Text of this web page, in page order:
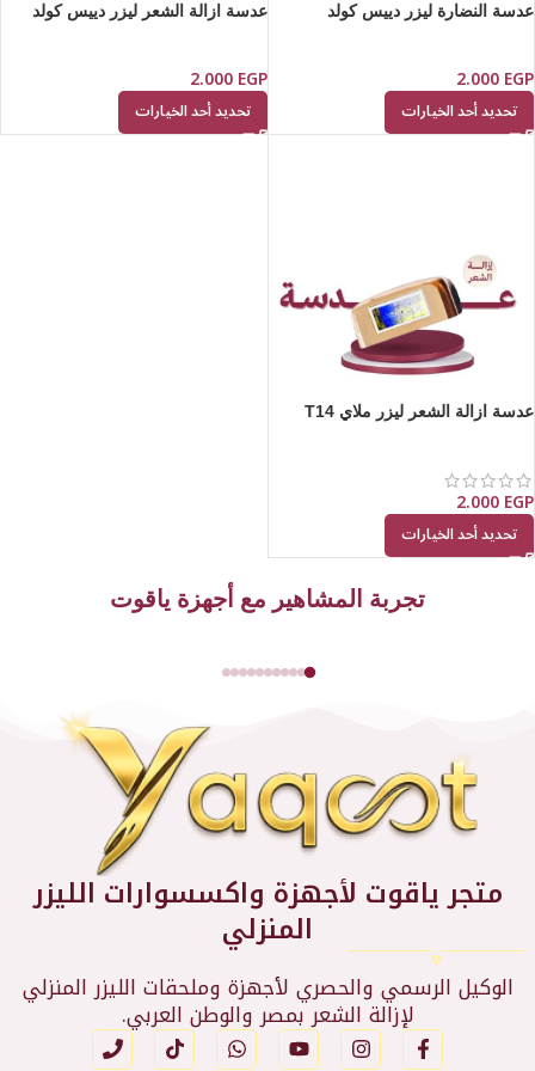
عدسة النضارة ليزر دييس كولد
2.000EGP
تحديد أحد الخيارات
عدسة ازالة الشعر ليزر دييس كولد
2.000EGP
تحديد أحد الخيارات
عدسة ازالة الشعر ليزر ملاي T14
2.000EGP
تحديد أحد الخيارات
تجربة المشاهير مع أجهزة ياقوت
متجر ياقوت لأجهزة واكسسوارات الليزر
المنزلي
الوكيل الرسمي والحصري لأجهزة وملحقات الليزر المنزلي
لإزالة الشعر بمصر والوطن العربي.